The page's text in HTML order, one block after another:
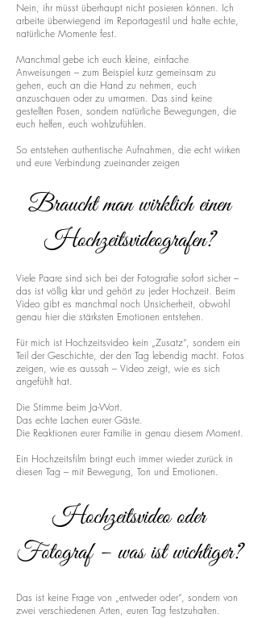
Nein, ihr müsst überhaupt nicht posieren können. Ich
arbeite überwiegend im Reportagestil und halte echte,
natürliche Momente fest.
Manchmal gebe ich euch kleine, einfache
Anweisungen – zum Beispiel kurz gemeinsam zu
gehen, euch an die Hand zu nehmen, euch
anzuschauen oder zu umarmen. Das sind keine
gestellten Posen, sondern natürliche Bewegungen, die
euch helfen, euch wohlzufühlen.
So entstehen authentische Aufnahmen, die echt wirken
und eure Verbindung zueinander zeigen
Braucht man wirklich einen
Hochzeitsvideografen?
Viele Paare sind sich bei der Fotografie sofort sicher –
das ist völlig klar und gehört zu jeder Hochzeit. Beim
Video gibt es manchmal noch Unsicherheit, obwohl
genau hier die stärksten Emotionen entstehen.
Für mich ist Hochzeitsvideo kein „Zusatz“, sondern ein
Teil der Geschichte, der den Tag lebendig macht. Fotos
zeigen, wie es aussah – Video zeigt, wie es sich
angefühlt hat.
Die Stimme beim Ja-Wort.
Das echte Lachen eurer Gäste.
Die Reaktionen eurer Familie in genau diesem Moment.
Ein Hochzeitsfilm bringt euch immer wieder zurück in
diesen Tag – mit Bewegung, Ton und Emotionen.
Hochzeitsvideo oder
Fotograf – was ist wichtiger?
Das ist keine Frage von „entweder oder“, sondern von
zwei verschiedenen Arten, euren Tag festzuhalten.